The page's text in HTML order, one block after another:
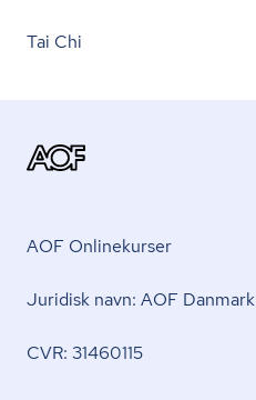
Tai Chi
AOF Onlinekurser
Juridisk navn: AOF Danmark
CVR: 31460115